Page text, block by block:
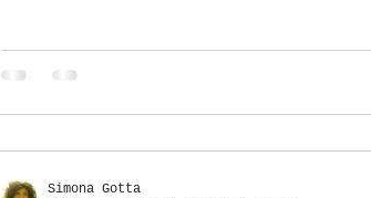
non è uno sfondo, ma un sistema
Che lo sforzo può essere
Simona Gotta